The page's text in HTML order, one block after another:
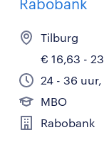
Tilburg
€ 16,63 -
24 - 36
MBO
Rabobank